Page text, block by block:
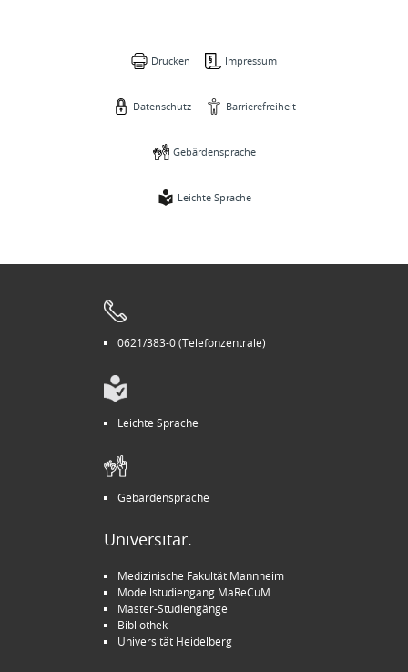
Drucken Impressum
Datenschutz Barrierefreiheit
Gebärdensprache
Leichte Sprache
0621/383-0 (Telefonzentrale)
Leichte Sprache
Gebärdensprache
Universitär.
Medizinische Fakultät Mannheim
Modellstudiengang MaReCuM
Master-Studiengänge
Bibliothek
Universität Heidelberg